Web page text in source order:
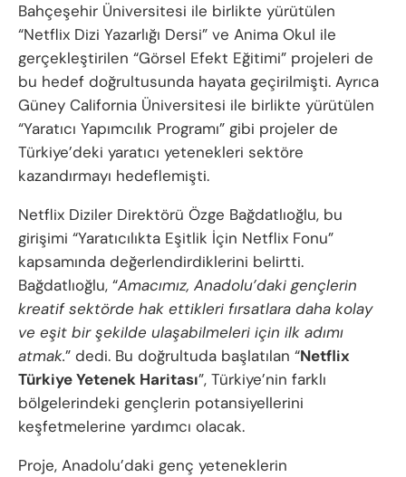
Bahçeşehir Üniversitesi ile birlikte yürütülen
“Netflix Dizi Yazarlığı Dersi” ve Anima Okul ile
gerçekleştirilen “Görsel Efekt Eğitimi” projeleri de
bu hedef doğrultusunda hayata geçirilmişti. Ayrıca
Güney California Üniversitesi ile birlikte yürütülen
“Yaratıcı Yapımcılık Programı” gibi projeler de
Türkiye’deki yaratıcı yetenekleri sektöre
kazandırmayı hedeflemişti.
Netflix Diziler Direktörü Özge Bağdatlıoğlu, bu
girişimi “Yaratıcılıkta Eşitlik İçin Netflix Fonu”
kapsamında değerlendirdiklerini belirtti.
Bağdatlıoğlu, “Amacımız, Anadolu’daki gençlerin
kreatif sektörde hak ettikleri fırsatlara daha kolay
ve eşit bir şekilde ulaşabilmeleri için ilk adımı
atmak.” dedi. Bu doğrultuda başlatılan “Netflix
Türkiye Yetenek Haritası”, Türkiye’nin farklı
bölgelerindeki gençlerin potansiyellerini
keşfetmelerine yardımcı olacak.
Proje, Anadolu’daki genç yeteneklerin